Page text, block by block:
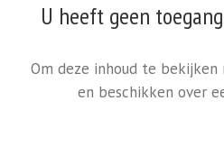
U heeft geen
Om deze inhoud te bekijken
en beschikken over